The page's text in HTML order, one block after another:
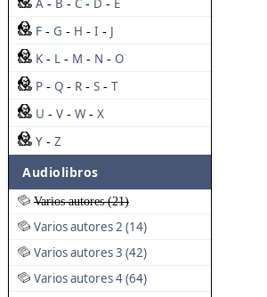
A - B - C - D - E
F - G - H - I - J
K - L - M - N - O
P - Q - R - S - T
U - V - W - X
Y - Z
Audiolibros
Varios autores (21)
Varios autores 2 (14)
Varios autores 3 (42)
Varios autores 4 (64)